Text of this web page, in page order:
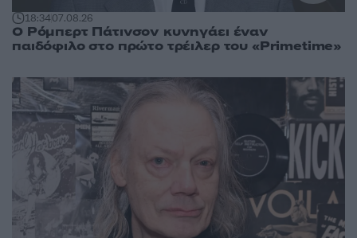
18:3407.08.26
Ο Ρόμπερτ Πάτινσον κυνηγάει έναν
παιδόφιλο στο πρώτο τρέιλερ του «Primetime»